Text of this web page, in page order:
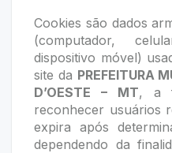
Cookies são dados
(computador,
dispositivo móvel)
site da PREFEITURA
D’OESTE – MT, a
reconhecer usuários
expira após
dependendo da